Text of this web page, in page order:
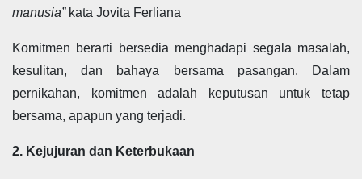
manusia”kata Jovita Ferliana
Komitmen berarti bersedia menghadapi segala masalah,
kesulitan, dan bahaya bersama pasangan. Dalam
pernikahan, komitmen adalah keputusan untuk tetap
bersama, apapun yang terjadi.
2. Kejujuran dan Keterbukaan